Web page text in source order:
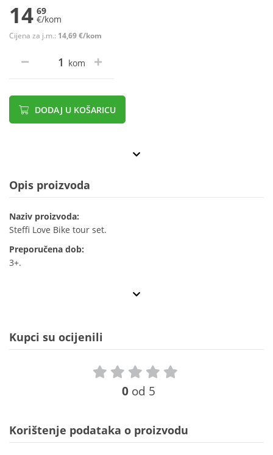
14 69
€/kom
Cijena za j.m.: 14,69 €/kom
kom
DODAJ U KOŠARICU
Opis proizvoda
Naziv proizvoda:
Steffi Love Bike tour set.
Preporučena dob:
3+.
Kupci su ocijenili
0 od 5
Korištenje podataka o proizvodu